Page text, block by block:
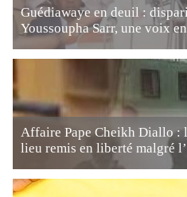
Guédiawaye en deuil :
Youssoupha Sarr, une voix
Affaire Pape Cheikh Diallo :
lieu remis en liberté malgré